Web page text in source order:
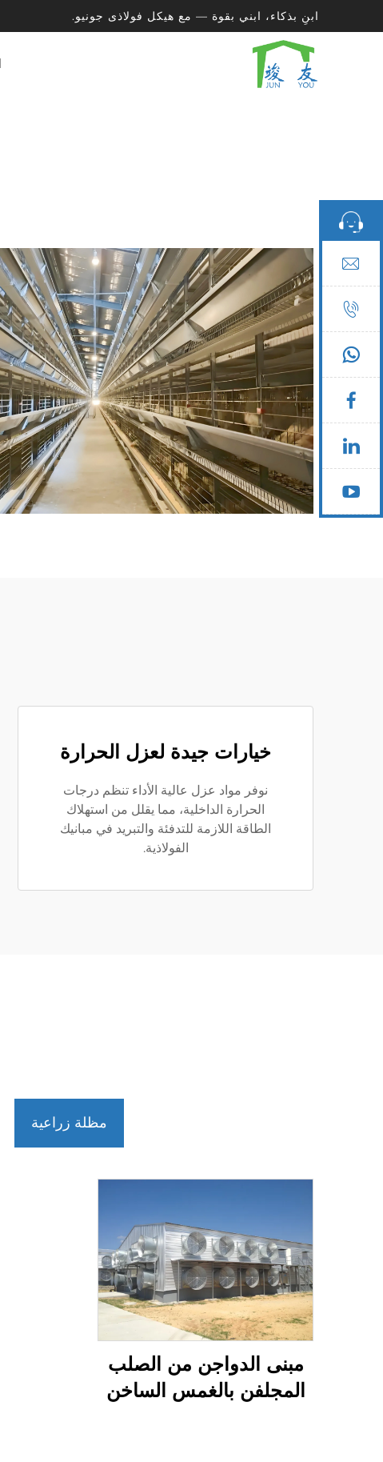
ابنِ بذكاء، ابني بقوة — مع هيكل فولاذى جونيو.
خيارات جيدة لعزل الحرارة
نوفر مواد عزل عالية الأداء تنظم درجات
الحرارة الداخلية، مما يقلل من استهلاك
الطاقة اللازمة للتدفئة والتبريد في مبانيك
الفولاذية.
مظلة زراعية
مبنى الدواجن من الصلب
المجلفن بالغمس الساخن